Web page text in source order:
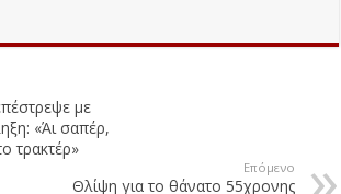
με
«Άι σαπέρ,
τρακτέρ»
Επόμενο
Θλίψη για το θάνατο 55χρονης